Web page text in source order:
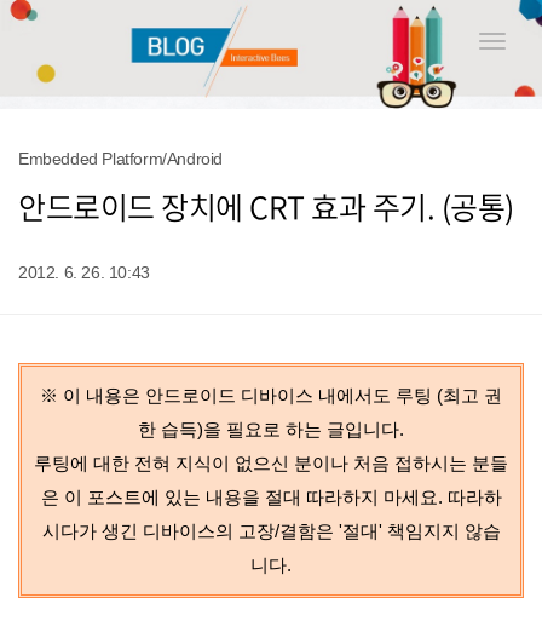
Toggle
Embedded Platform/Android
안드로이드 장치에 CRT 효과 주기. (공통)
2012. 6. 26. 10:43
※ 이 내용은 안드로이드 디바이스 내에서도 루팅 (최고 권
한 습득)을 필요로 하는 글입니다.
루팅에 대한 전혀 지식이 없으신 분이나 처음 접하시는 분들
은 이 포스트에 있는 내용을 절대 따라하지 마세요. 따라하
시다가 생긴 디바이스의 고장/결함은 '절대' 책임지지 않습
니다.